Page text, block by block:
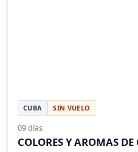
CUBA SIN VUELO
09 días
COLORES Y AROMAS